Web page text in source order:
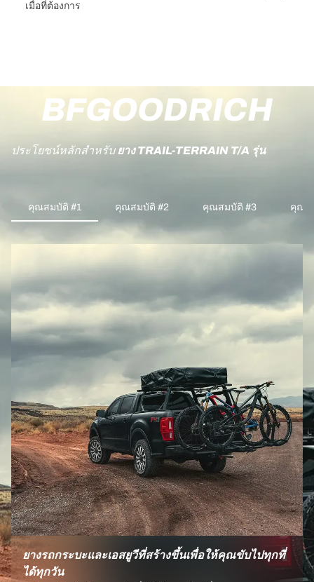
เมื่อที่ต้องการ
BFGOODRICH
ประโยชน์หลักสำหรับยาง TRAIL-TERRAIN T/A รุ่น
คุณสมบัติ #1 คุณสมบัติ #2 คุณสมบัติ #3 คุณส
ยางรถกระบะและเอสยูวีที่สร้างขึ้นเพื่อให้คุณขับไปทุกที่
ได้ทุกวัน